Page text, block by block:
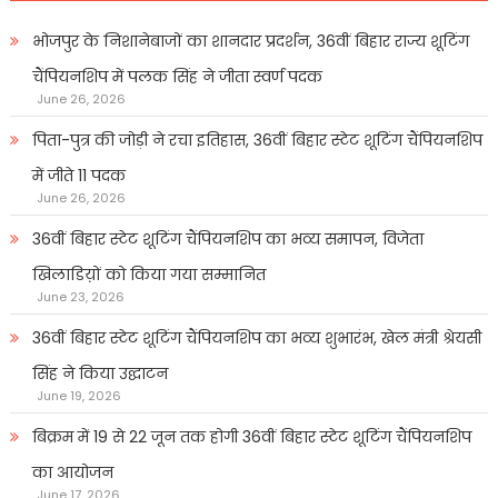
भोजपुर के निशानेबाजों का शानदार प्रदर्शन, 36वीं बिहार राज्य शूटिंग
चैंपियनशिप में पलक सिंह ने जीता स्वर्ण पदक
June 26, 2026
पिता-पुत्र की जोड़ी ने रचा इतिहास, 36वीं बिहार स्टेट शूटिंग चैंपियनशिप
में जीते 11 पदक
June 26, 2026
36वीं बिहार स्टेट शूटिंग चैंपियनशिप का भव्य समापन, विजेता
खिलाडिय़ों को किया गया सम्मानित
June 23, 2026
36वीं बिहार स्टेट शूटिंग चैंपियनशिप का भव्य शुभारंभ, खेल मंत्री श्रेयसी
सिंह ने किया उद्घाटन
June 19, 2026
बिक्रम में 19 से 22 जून तक होगी 36वीं बिहार स्टेट शूटिंग चैंपियनशिप
का आयोजन